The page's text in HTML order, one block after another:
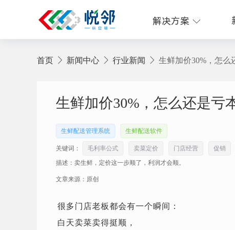
解决方案
首页 新闻中心 行业新闻 生鲜加价30%，怎么
生鲜加价30%，怎么还是亏
生鲜配送管理系统 生鲜配送软件
关键词： 毛利率公式 卖菜定价 门店经营 促销
描述：卖生鲜，定价这一步顺了，利润才会顺。
文章来源：原创
很多门店老板都会有一个瞬间：
白天卖菜卖得挺顺，